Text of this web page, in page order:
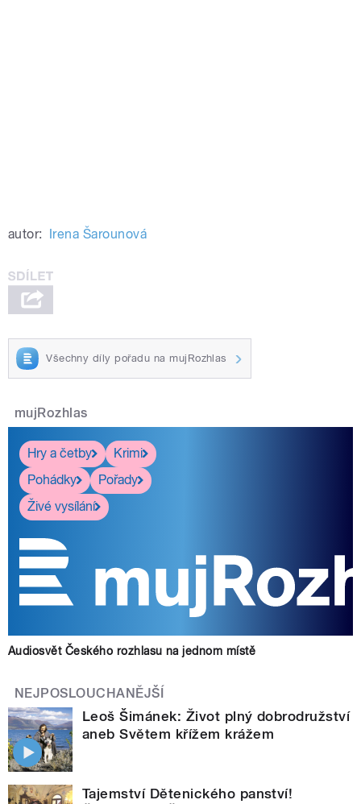
autor: Irena Šarounová
Všechny díly pořadu na mujRozhlas
mujRozhlas
Hry a četby
Krimi
Pohádky
Pořady
Živé vysílání
Audiosvět Českého rozhlasu na jednom místě
NEJPOSLOUCHANĚJŠÍ
Leoš Šimánek: Život plný dobrodružství
aneb Světem křížem krážem
Tajemství Dětenického panství!